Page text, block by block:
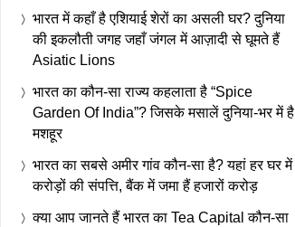
भारत में कहाँ है एशियाई शेरों का असली घर? दुनिया
की इकलौती जगह जहाँ जंगल में आज़ादी से घूमते हैं
Asiatic Lions
भारत का कौन-सा राज्य कहलाता है “Spice
Garden Of India”? जिसके मसालें दुनिया-भर में है
मशहूर
भारत का सबसे अमीर गांव कौन-सा है? यहां हर घर में
करोड़ों की संपत्ति, बैंक में जमा हैं हजारों करोड़
क्या आप जानते हैं भारत का Tea Capital कौन-सा